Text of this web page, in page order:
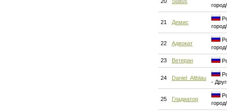
21 Демис
22 Адвокат
23 Ветеран
24 Daniel_Altblau
-
25 Гладиатор